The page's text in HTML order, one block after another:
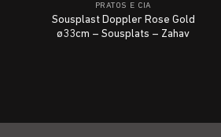
PRATOS E CIA
Sousplast Doppler Rose Gold
ø33cm – Sousplats – Zahav